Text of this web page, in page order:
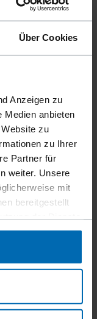
Über Cookies
Anzeigen zu
Medien anbieten
zu
zu Ihrer
Partner für
weiter. Unsere
mit
bereitgestellt
//